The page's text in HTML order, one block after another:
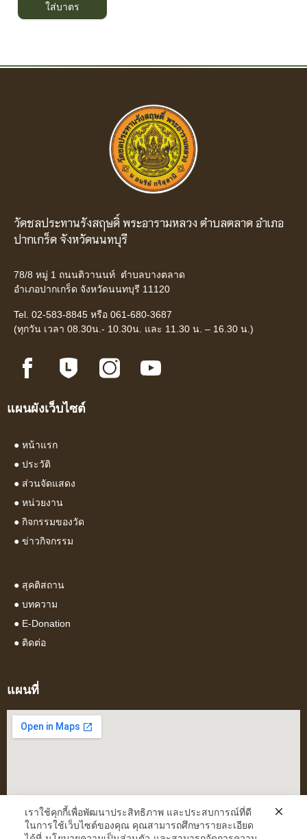
ใส่บาตร
วัดชลประทานรังสฤษดิ์ พระอารามหลวง ตำบลตลาด อำเภอ
ปากเกร็ด จังหวัดนนทบุรี
78/8 หมู่ 1 ถนนติวานนท์ ตำบลบางตลาด
อำเภอปากเกร็ด จังหวัดนนทบุรี 11120
Tel. 02-583-8845 หรือ 061-680-3687
(ทุกวัน เวลา 08.30น.- 10.30น. และ 11.30 น. – 16.30 น.)
แผนผังเว็บไซต์
● หน้าแรก
● ประวัติ
● ส่วนจัดแสดง
● หน่วยงาน
● กิจกรรมของวัด
● ข่าวกิจกรรม
● สุคติสถาน
● บทความ
● E-Donation
● ติดต่อ
แผนที่
เราใช้คุกกี้เพื่อพัฒนาประสิทธิภาพ และประสบการณ์ที่ดี
ในการใช้เว็บไซต์ของคุณ คุณสามารถศึกษารายละเอียด